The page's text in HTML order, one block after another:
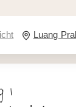
Luang
1